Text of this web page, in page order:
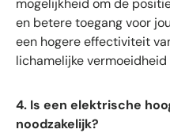
en betere toegang voor
een hogere effectiviteit
lichamelijke
4. Is een elektrische
noodzakelijk?